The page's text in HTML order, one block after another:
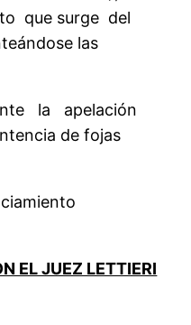
que surge del
las
la apelación
de fojas
EL JUEZ LETTIERI